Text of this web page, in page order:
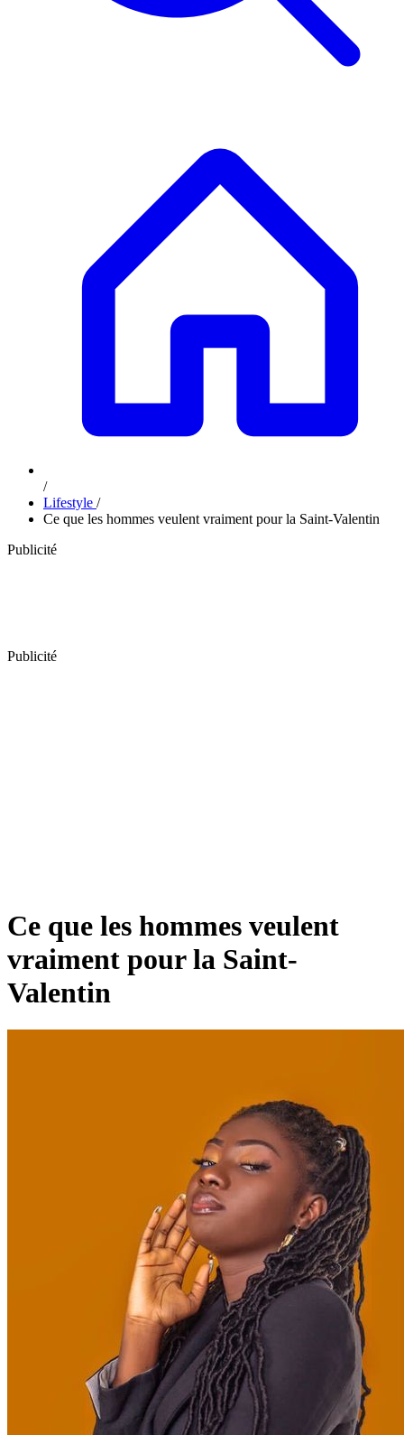
/
Lifestyle /
Ce que les hommes veulent vraiment pour la Saint-Valentin
Publicité
Publicité
Ce que les hommes veulent
vraiment pour la Saint-
Valentin